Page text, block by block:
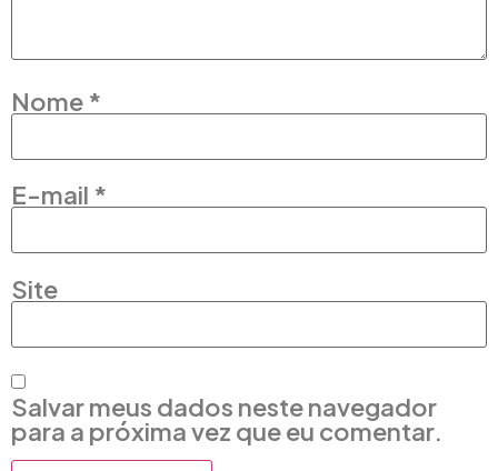
Nome *
E-mail *
Site
Salvar meus dados neste navegador
para a próxima vez que eu comentar.